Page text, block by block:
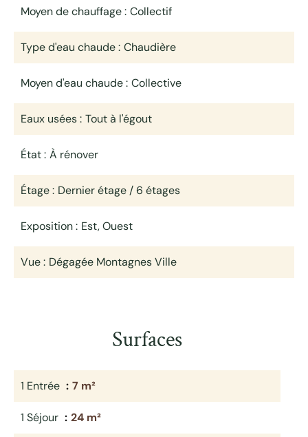
Moyen de chauffage Collectif
Type d'eau chaude Chaudière
Moyen d'eau chaude Collective
Eaux usées Tout à l'égout
État À rénover
Étage Dernier étage / 6 étages
Exposition Est, Ouest
Vue Dégagée Montagnes Ville
Surfaces
1 Entrée 7 m²
1 Séjour 24 m²